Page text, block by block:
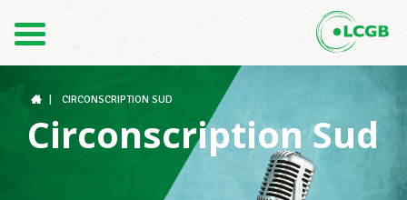
FR
CIRCONSCRIPTION SUD
Circonscription Sud